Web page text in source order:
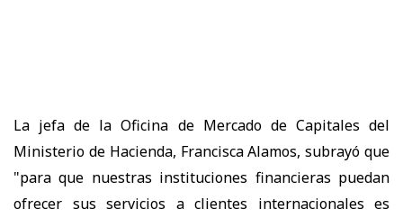
La jefa de la Oficina de Mercado de Capitales del
Ministerio de Hacienda, Francisca Alamos, subrayó que
"para que nuestras instituciones financieras puedan
ofrecer sus servicios a clientes internacionales es